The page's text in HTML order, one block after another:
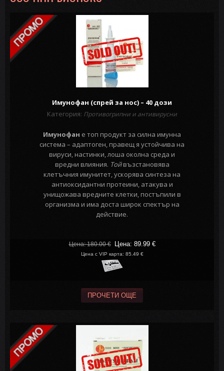
Имунофан (спрей за нос) – 40 дози
Категория: Противогрипни и антивирусни
Имунофан е топ продукт за силна имунна
система – адаптоген, правещ я устойчива на
вируси, настинки, лоша околна среда и
вредни влияния. Тойвъзстановява
клетъчния имунитет, ускорява синтеза на
антиоксидантни протеини, атакува и
унищожава вредните клетки, постъпили в
организма и има доста широк спектър на
действие.
Цена: 180.00€ Цена: 89.99 €
Цена с VIP карта: 85.49 €
ПРОЧЕТИ ОЩЕ